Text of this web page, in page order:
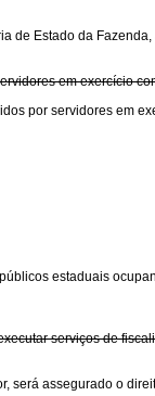
Estado da
em exercício
por servidores em
estaduais
serviços de
será assegurado o